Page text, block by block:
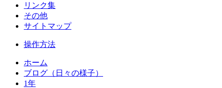
リンク集
その他
サイトマップ
操作方法
ホーム
ブログ（日々の様子）
1年